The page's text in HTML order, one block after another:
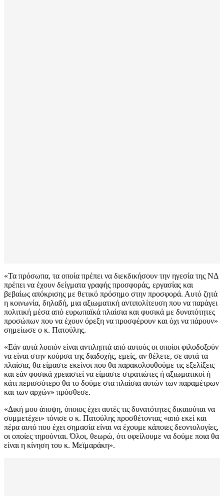
«Τα πρόσωπα, τα οποία πρέπει να διεκδικήσουν την ηγεσία της ΝΔ
πρέπει να έχουν δείγματα γραφής προσφοράς, εργασίας και
βεβαίως απόκρισης με θετικό πρόσημο στην προσφορά. Αυτό ζητά
η κοινωνία, δηλαδή, μια αξιωματική αντιπολίτευση που να παράγει
πολιτική μέσα από ευρωπαϊκά πλαίσια και φυσικά με δυνατότητες
προσώπων που να έχουν όρεξη να προσφέρουν και όχι να πάρουν»
σημείωσε ο κ. Πατούλης.
«Εάν αυτά λοιπόν είναι αντιληπτά από αυτούς οι οποίοι φιλοδοξούν
να είναι στην κούρσα της διαδοχής, εμείς, αν θέλετε, σε αυτά τα
πλαίσια, θα είμαστε εκείνοι που θα παρακολουθούμε τις εξελίξεις
και εάν φυσικά χρειαστεί να είμαστε στρατιώτες ή αξιωματικοί ή
κάτι περισσότερο θα το δούμε στα πλαίσια αυτών των παραμέτρων
και των αρχών» πρόσθεσε.
«Δική μου άποψη, όποιος έχει αυτές τις δυνατότητες δικαιούται να
συμμετέχει» τόνισε ο κ. Πατούλης προσθέτοντας «από εκεί και
πέρα αυτό που έχει σημασία είναι να έχουμε κάποιες δεοντολογίες,
οι οποίες τηρούνται. Όλοι, θεωρώ, ότι οφείλουμε να δούμε ποια θα
είναι η κίνηση του κ. Μεϊμαράκη».